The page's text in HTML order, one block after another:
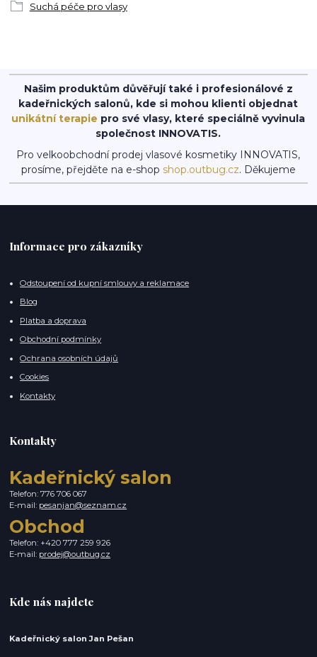
Suchá péče pro vlasy
Našim produktům důvěřují také i profesionálové z
kadeřnických salonů, kde si mohou klienti objednat
unikátní terapie pro své vlasy, které speciálně vyvinula
společnost INNOVATIS.
Pro velkoobchodní prodej vlasové kosmetiky INNOVATIS,
prosíme, přejděte na e-shop shop.outbug.cz. Děkujeme
Informace pro zákazníky
Odstoupení od kupní smlouvy a reklamace
Blog
Platba a doprava
Obchodní podmínky
Ochrana osobních údajů
Cookies
Kontakty
Kontakty
Kadeřnický salon
Telefon: 776 706 067
E-mail: pesanjan@seznam.cz
Obchod
Telefon: +420 777 259 926
E-mail: prodej@outbug.cz
Kde nás najdete
Kadeřnický salon Jan Pešan